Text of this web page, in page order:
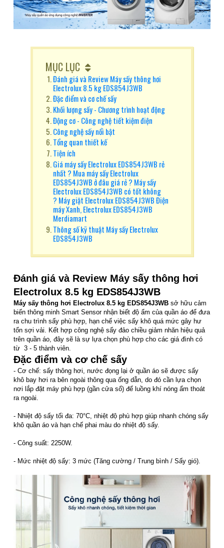
MỤC LỤC
Đánh giá và Review Máy sấy thông hơi
Electrolux 8.5 kg EDS854J3WB
Đặc điểm và cơ chế sấy
Khối lượng sấy - Chương trình hoạt động
Động cơ - Công nghệ tiết kiệm điện
Công nghệ sấy nổi bật
Tổng quan thiết kế
Tiện ích
Giá máy sấy Electrolux EDS854J3WB rẻ
nhất ? Mua máy sấy Electrolux
EDS854J3WB ở đâu giá rẻ ? Máy sấy
Electrolux EDS854J3WB có tốt không
? Máy giặt Electrolux EDS854J3WB Điện
máy Xanh, Electrolux EDS854J3WB
Merdiamart
Thông số kỹ thuật Máy sấy Electrolux
EDS854J3WB
Đánh giá và Review Máy sấy thông hơi
Electrolux 8.5 kg EDS854J3WB
Máy sấy thông hơi Electrolux 8.5 kg EDS854J3WB sở hữu cảm
biến thông minh Smart Sensor nhận biết độ ẩm của quần áo để đưa
ra chu trình sấy phù hợp, hạn chế việc sấy khô quá mức gây hư
tổn sợi vải. Kết hợp công nghệ sấy đảo chiều giảm nhăn hiệu quả
trên quần áo, đây sẽ là sự lựa chọn phù hợp cho các giá đình có
từ 3 - 5 thành viên.
Đặc điểm và cơ chế sấy
- Cơ chế: sấy thông hơi, nước đọng lại ở quần áo sẽ được sấy
khô bay hơi ra bên ngoài thông qua ống dẫn, do đó cần lựa chọn
nơi lắp đặt máy phù hợp (gần cửa sổ) để luồng khí nóng ẩm thoát
ra ngoài.
- Nhiệt độ sấy tối đa: 70°C, nhiệt độ phù hợp giúp nhanh chóng sấy
khô quần áo và hạn chế phai màu do nhiệt độ sấy.
- Công suất: 2250W.
- Mức nhiệt độ sấy: 3 mức (Tăng cường / Trung bình / Sấy gió).